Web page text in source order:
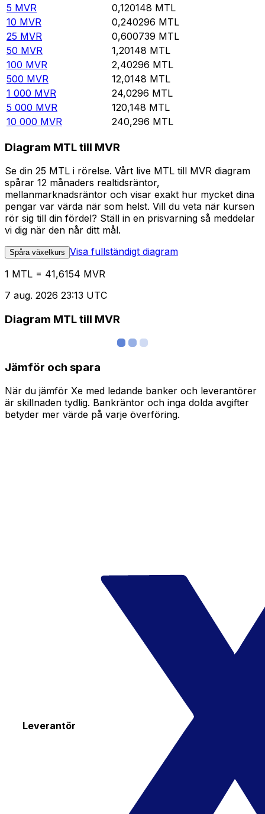
5 MVR 0,120148 MTL
10 MVR 0,240296 MTL
25 MVR 0,600739 MTL
50 MVR 1,20148 MTL
100 MVR 2,40296 MTL
500 MVR 12,0148 MTL
1 000 MVR 24,0296 MTL
5 000 MVR 120,148 MTL
10 000 MVR 240,296 MTL
Diagram MTL till MVR
Se din 25 MTL i rörelse. Vårt live MTL till MVR diagram
spårar 12 månaders realtidsräntor,
mellanmarknadsräntor och visar exakt hur mycket dina
pengar var värda när som helst. Vill du veta när kursen
rör sig till din fördel? Ställ in en prisvarning så meddelar
vi dig när den når ditt mål.
Spåra växelkurs Visa fullständigt diagram
1 MTL = 41,6154 MVR
7 aug. 2026 23:13 UTC
Diagram MTL till MVR
Jämför och spara
När du jämför Xe med ledande banker och leverantörer
är skillnaden tydlig. Bankräntor och inga dolda avgifter
betyder mer värde på varje överföring.
Leverantör